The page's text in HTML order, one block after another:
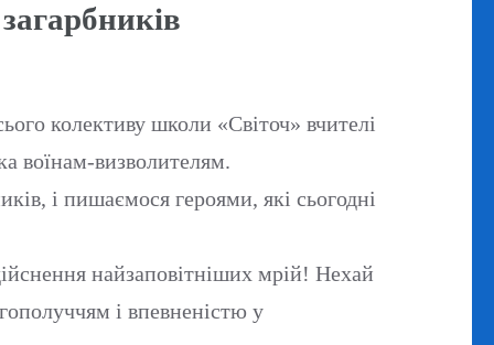
колективу школи «Світоч» вчителі
воїнам-визволителям.
і пишаємося героями, які сьогодні
найзаповітніших мрій! Нехай
і впевненістю у